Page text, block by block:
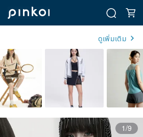
ดูเพิ่มเติม
1/9